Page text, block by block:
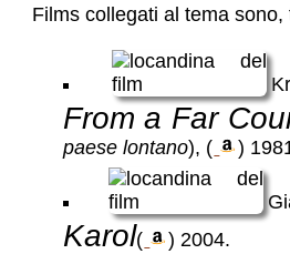
Films collegati al tema sono,
From a Far
paese lontano), ( )
Karol( ) 2004.